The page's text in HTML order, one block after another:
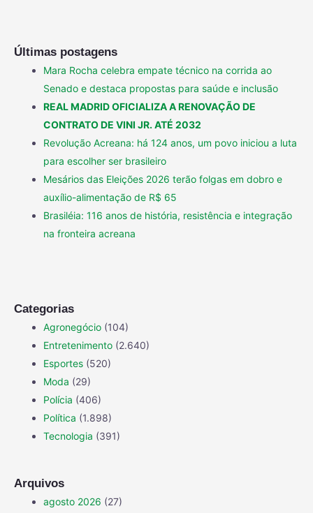
Últimas postagens
Mara Rocha celebra empate técnico na corrida ao
Senado e destaca propostas para saúde e inclusão
REAL MADRID OFICIALIZA A RENOVAÇÃO DE
CONTRATO DE VINI JR. ATÉ 2032
Revolução Acreana: há 124 anos, um povo iniciou a luta
para escolher ser brasileiro
Mesários das Eleições 2026 terão folgas em dobro e
auxílio-alimentação de R$ 65
Brasiléia: 116 anos de história, resistência e integração
na fronteira acreana
Categorias
Agronegócio (104)
Entretenimento (2.640)
Esportes (520)
Moda (29)
Polícia (406)
Política (1.898)
Tecnologia (391)
Arquivos
agosto 2026 (27)